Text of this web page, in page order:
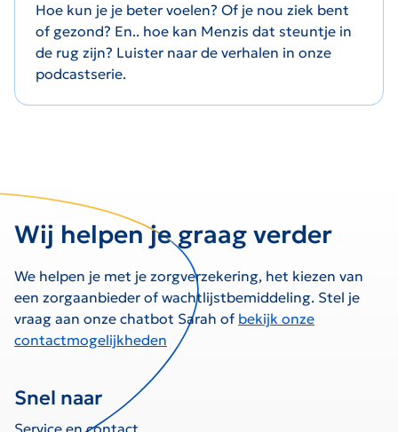
Hoe kun je je beter voelen? Of je nou ziek bent
of gezond? En.. hoe kan Menzis dat steuntje in
de rug zijn? Luister naar de verhalen in onze
podcastserie.
Wij helpen je graag verder
We helpen je met je zorgverzekering, het kiezen van
een zorgaanbieder of wachtlijstbemiddeling. Stel je
vraag aan onze chatbot Sarah of bekijk onze
contactmogelijkheden
Snel naar